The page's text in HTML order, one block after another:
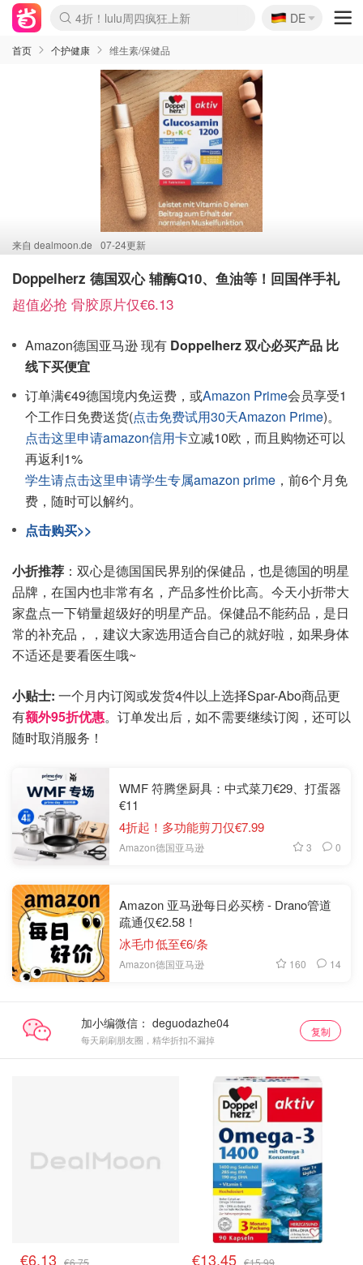
Boticinal 夏促开抢！
4折！lulu周四疯狂上新
还没结束！&OtherStories大促
Joybuy变相75折 随时失效
速领！Stanley独家85折
疑似霸哥！Camper额外叠85折
Zalando 奥莱闪促！每日更新
Moncler反季囤！5折起+叠9折
Coach Brooklyn仅€192
🇩🇪
DE
首页 个护健康 维生素/保健品
来自 dealmoon.de 07-24更新
Doppelherz 德国双心 辅酶Q10、鱼油等！回国伴手礼
超值必抢 骨胶原片仅€6.13
Amazon德国亚马逊 现有 Doppelherz 双心必买产品 比
线下买便宜
订单满€49德国境内免运费，或Amazon Prime会员享受1
个工作日免费送货(点击免费试用30天Amazon Prime)。
点击这里申请amazon信用卡立减10欧，而且购物还可以
再返利1%
学生请点击这里申请学生专属amazon prime ，前6个月免
费，随时可以解约。
点击购买>>
小折推荐 ：双心是德国国民界别的保健品，也是德国的明星
品牌，在国内也非常有名，产品多性价比高。今天小折带大
家盘点一下销量超级好的明星产品。保健品不能药品，是日
常的补充品，，建议大家选用适合自己的就好啦，如果身体
不适还是要看医生哦~
小贴士: 一个月内订阅或发货4件以上选择Spar-Abo商品更
有额外95折优惠。订单发出后，如不需要继续订阅，还可以
随时取消服务！
WMF 符腾堡厨具：中式菜刀€29、打蛋器
€11
4折起！多功能剪刀仅€7.99
Amazon德国亚马逊 3 0
Amazon 亚马逊每日必买榜 - Drano管道
疏通仅€2.58！
冰毛巾低至€6/条
Amazon德国亚马逊 160 14
加小编微信：
每天刷刷朋友圈，精华折扣不漏掉
复制
€6.13 €6.75 €13.45 €15.99